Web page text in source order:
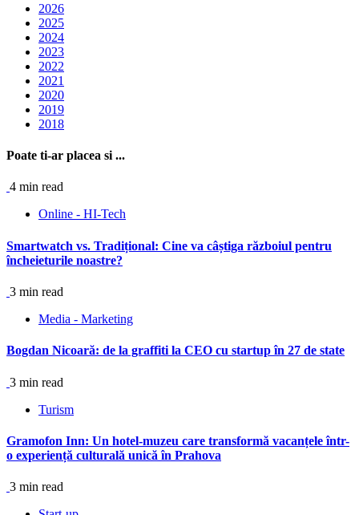
2026
2025
2024
2023
2022
2021
2020
2019
2018
Poate ti-ar placea si ...
4 min read
Online - HI-Tech
Smartwatch vs. Tradițional: Cine va câștiga războiul pentru
încheieturile noastre?
3 min read
Media - Marketing
Bogdan Nicoară: de la graffiti la CEO cu startup în 27 de state
3 min read
Turism
Gramofon Inn: Un hotel-muzeu care transformă vacanțele într-
o experiență culturală unică în Prahova
3 min read